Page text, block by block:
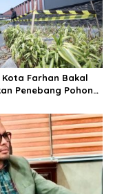
Kota Farhan Bakal
Penebang Pohon